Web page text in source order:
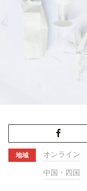
地域 オンライン
中国・四国